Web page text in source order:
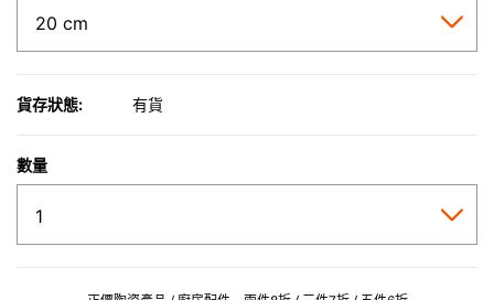
貨存狀態: 有貨
數量